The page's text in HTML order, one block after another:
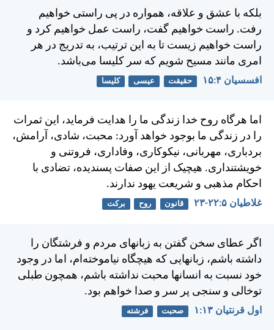
بلكه با عشق و علاقه، همواره در پی راستی خواهيم
رفت. راست خواهيم گفت، راست عمل خواهيم كرد و
راست خواهيم زيست تا به اين ترتيب، به تدریج در هر
امری مانند مسيح شويم كه سر كليسا می‌باشد.
افسسیان ۴:‏۱۵ حقیقت عیسی کلیسا
اما هرگاه روح خدا زندگی ما را هدايت فرمايد، اين ثمرات
را در زندگی ما بوجود خواهد آورد: محبت، شادی، آرامش،
بردباری، مهربانی، نيكوكاری، وفاداری، فروتنی و
خويشتنداری. هيچيک از اين صفات پسنديده، تضادی با
احكام مذهبی و شريعت يهود ندارند.
غلاطيان ۵:‏۲۲-‏۲۳ قانون روح برکت
اگر عطای سخن گفتن به زبانهای مردم و فرشتگان را
داشته باشم، زبانهايی كه هيچگاه نياموخته‌ام، اما در وجود
خود نسبت به انسانها محبت نداشته باشم، همچون طبلی
توخالی و سنجی پر سر و صدا خواهم بود.
اول قرنتیان ۱۳:‏۱ صحبت فرشته